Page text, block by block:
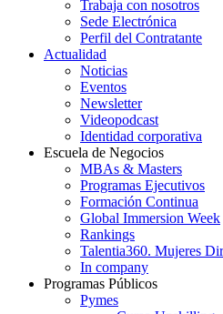
Trabaja con nosotros
Sede Electrónica
Perfil del Contratante
Actualidad
Noticias
Eventos
Newsletter
Videopodcast
Identidad corporativa
Escuela de Negocios
MBAs & Masters
Programas Ejecutivos
Formación Continua
Global Immersion Week
Rankings
Talentia360. Mujeres
In company
Programas Públicos
Pymes